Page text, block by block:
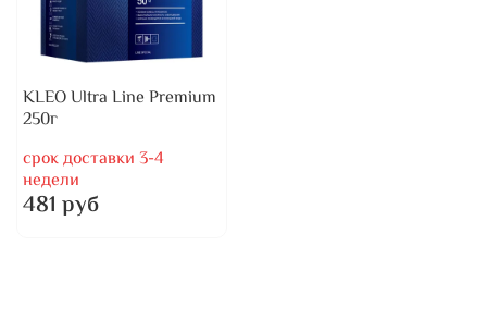
KLEO Ultra Line Premium
250г
срок доставки 3-4
недели
481 руб